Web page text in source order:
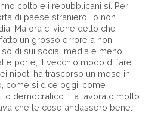
colto e i repubblicani sì. Per
di paese straniero, io non
Ma ora ci viene detto che i
un grosso errore a non
sui social media e meno
porte, il vecchio modo di fare
nipoti ha trascorso un mese in
come si dice oggi, come
democratico. Ha lavorato molto
che le cose andassero bene.